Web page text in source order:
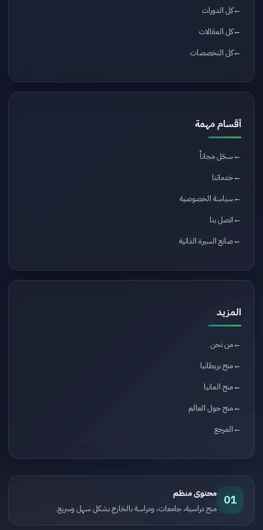
كل الدورات
كل المقالات
كل التخصصات
أقسام مهمة
سجّل مجاناً
خدماتنا
سياسة الخصوصية
اتصل بنا
صانع السيرة الذاتية
المزيد
من نحن
منح بريطانيا
منح المانيا
منح حول العالم
المرجع
01 محتوى منظم
منح دراسية، جامعات، ودراسة بالخارج بشكل سهل وسريع.